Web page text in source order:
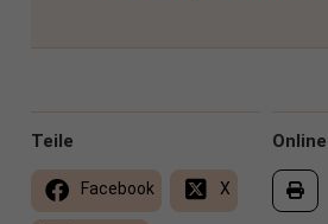
Teile
Facebook X